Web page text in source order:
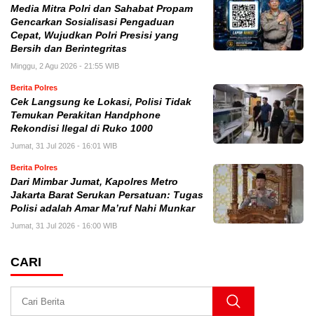
Media Mitra Polri dan Sahabat Propam
Gencarkan Sosialisasi Pengaduan
Cepat, Wujudkan Polri Presisi yang
Bersih dan Berintegritas
Minggu, 2 Agu 2026 - 21:55 WIB
Berita Polres
Cek Langsung ke Lokasi, Polisi Tidak
Temukan Perakitan Handphone
Rekondisi Ilegal di Ruko 1000
Jumat, 31 Jul 2026 - 16:01 WIB
Berita Polres
Dari Mimbar Jumat, Kapolres Metro
Jakarta Barat Serukan Persatuan: Tugas
Polisi adalah Amar Ma’ruf Nahi Munkar
Jumat, 31 Jul 2026 - 16:00 WIB
CARI